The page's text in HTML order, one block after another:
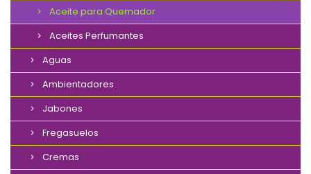
Aceite para Quemador
Aceites Perfumantes
Aguas
Ambientadores
Jabones
Fregasuelos
Cremas